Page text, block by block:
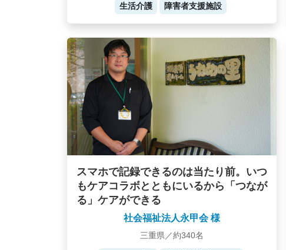
生活介護
障害者支援施設
スマホで記録できるのは当たり前。いつ
もケアコラボとともにいるから「つなが
る」ケアができる
社会福祉法人永甲会 様
三重県／約340名